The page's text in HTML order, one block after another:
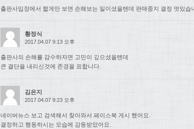
출판사입장에서 짧게만 보면 손해보는 일이셨을텐데 판매중지 결정 멋있습
황정식
2017.04.07 9:13 오후
출판사의 손해를 감수하자면 고민이 깊으셨을텐데
큰 결단을 내리신것에 존경을 표합니다.
김은지
2017.04.07 9:23 오후
네이버뉴스 보고 검색해서 찾아와서 페이스북 게시 했어요.
결정하고 행동하시는 모습에 감동받았어요.